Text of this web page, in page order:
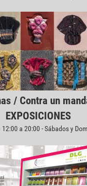
/ Contra un
EXPOSICIONES
a 20:00 - Sábados y